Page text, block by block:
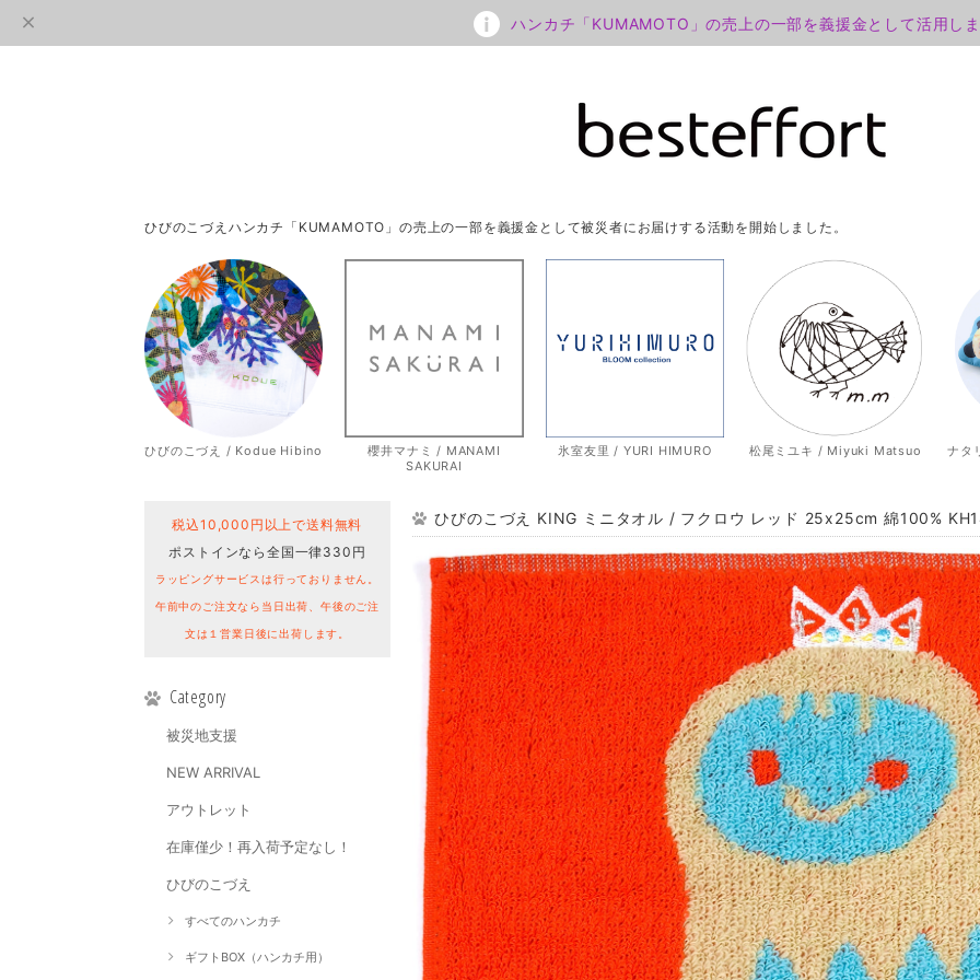
ハンカチ「KUMAMOTO」の売上の一部を義援金として活用し
ひびのこづえハンカチ「KUMAMOTO」の売上の一部を義援金として被災者にお届けする活動を開始しました。
ひびのこづえ / Kodue Hibino
櫻井マナミ / MANAMI
SAKURAI
氷室友里 / YURI HIMURO 松尾ミユキ / Miyuki Matsuo ナタ
税込10,000円以上で送料無料
ポストインなら全国一律330円
ラッピングサービスは行っておりません。
午前中のご注文なら当日出荷、午後のご注
文は１営業日後に出荷します。
Category
被災地支援
NEW ARRIVAL
アウトレット
在庫僅少！再入荷予定なし！
ひびのこづえ
すべてのハンカチ
ギフトBOX（ハンカチ用）
ひびのこづえ KING ミニタオル / フクロウ レッド 25x25cm 綿100%